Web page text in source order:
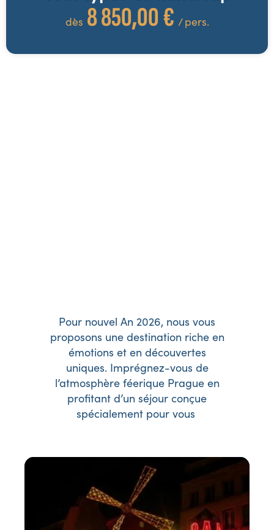
dès 8 850,00 € / pers.
Pour nouvel An 2026, nous vous
proposons une destination riche en
émotions et en découvertes
uniques. Imprégnez-vous de
l’atmosphère féerique Prague en
profitant d’un séjour conçue
spécialement pour vous